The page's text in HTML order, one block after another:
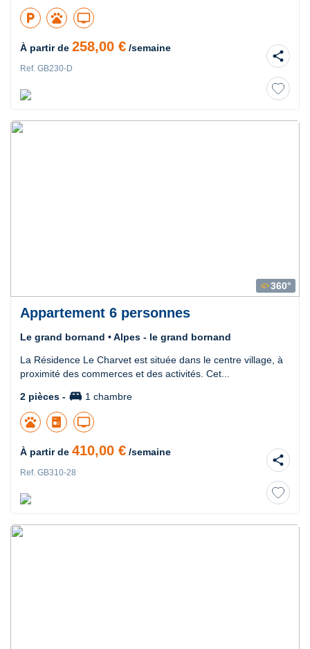
local_parking pets tv
À partir de 258,00 € /semaine
Ref. GB230-D
share
360360°
Appartement 6 personnes
Le grand bornand • Alpes - le grand bornand
La Résidence Le Charvet est située dans le centre village, à
proximité des commerces et des activités. Cet...
2 pièces - king_bed 1 chambre
pets tv
À partir de 410,00 € /semaine
Ref. GB310-28
share